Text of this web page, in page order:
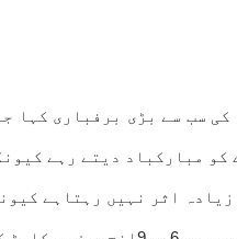
سب سے بڑی برفباری کہا
مبارکباد دیتے رہے
اثر نہیں رہتاہے